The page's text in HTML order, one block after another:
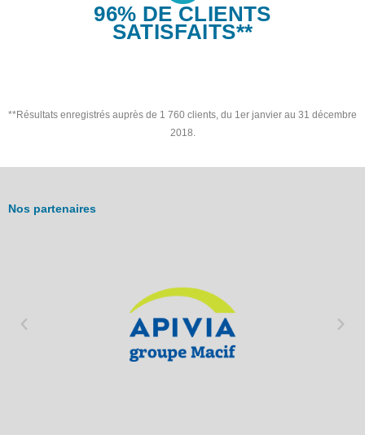
96% DE CLIENTS
SATISFAITS**
**Résultats enregistrés auprès de 1 760 clients, du 1er janvier au 31 décembre
2018.
Nos partenaires